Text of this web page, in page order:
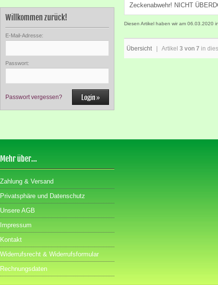
Willkommen zurück!
E-Mail-Adresse:
Passwort:
Passwort vergessen?
Zeckenabwehr! NICHT
Diesen Artikel haben wir am 06.03.2020
Übersicht| Artikel 3 von 7 in
Mehr über...
Zahlung & Versand
Privatsphäre und Datenschutz
Unsere AGB
Impressum
Kontakt
Widerrufsrecht & Widerrufsformular
Rechnungsdaten